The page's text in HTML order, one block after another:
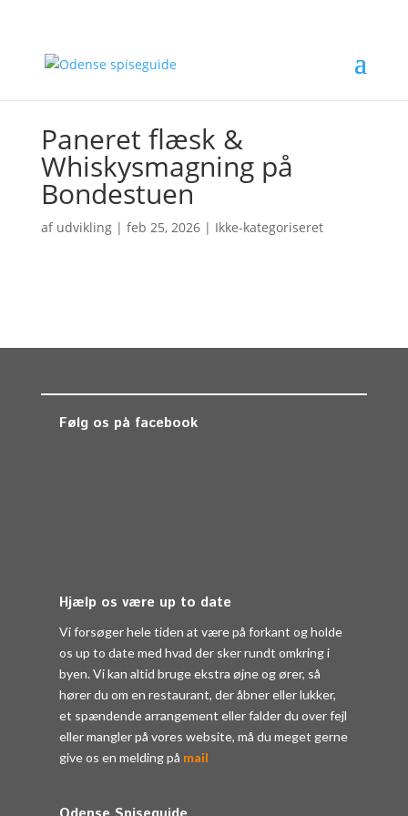
Paneret flæsk &
Whiskysmagning på
Bondestuen
af udvikling| feb 25, 2026| Ikke-kategoriseret
Følg os på facebook
Hjælp os være up to date
Vi forsøger hele tiden at være på forkant og holde
os up to date med hvad der sker rundt omkring i
byen. Vi kan altid bruge ekstra øjne og ører, så
hører du om en restaurant, der åbner eller lukker,
et spændende arrangement eller falder du over fejl
eller mangler på vores website, må du meget gerne
give os en melding på mail